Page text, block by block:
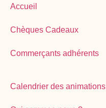
Accueil
Chèques Cadeaux
Commerçants adhérents
Calendrier des animations